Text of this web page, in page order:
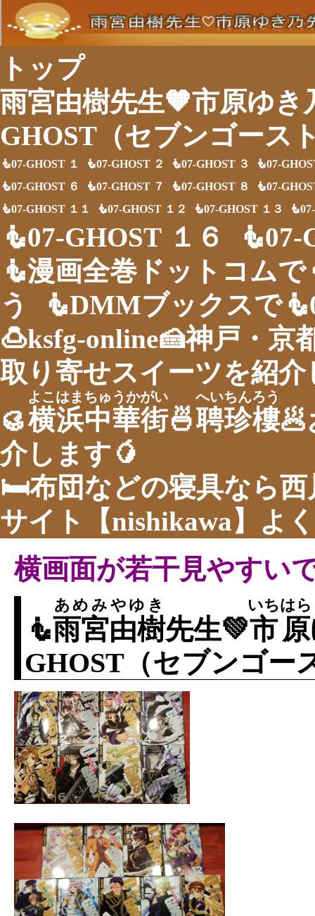
トップ
雨宮由樹先生🧡市原ゆき
GHOST（セブンゴース
🧜07-GHOST １ 🧜07-GHOST ２ 🧜07-GHOST ３
🧜07-
🧜07-GHOST ６
🧜07-GHOST ７ 🧜07-GHOST ８
🧜07-
🧜07-GHOST １１
🧜07-GHOST １２ 🧜07-GHOST １３
🧜07-GHOST １６
🧜漫画全巻ドットコム
う
🧜DMMブックスで
🍮ksfg-online🍰神戸・京
取り寄せスイーツを紹介
🥮横浜中華街
よこはまちゅうかがい
🍜聘珍樓
へいちんろう
🥟
介します🥭
🛏布団などの寝具なら西
サイト【nishikawa】よ
横画面が若干見やすい
🧜雨宮由樹
あめみやゆき
先生💚市原
いちはら
GHOST（セブンゴー